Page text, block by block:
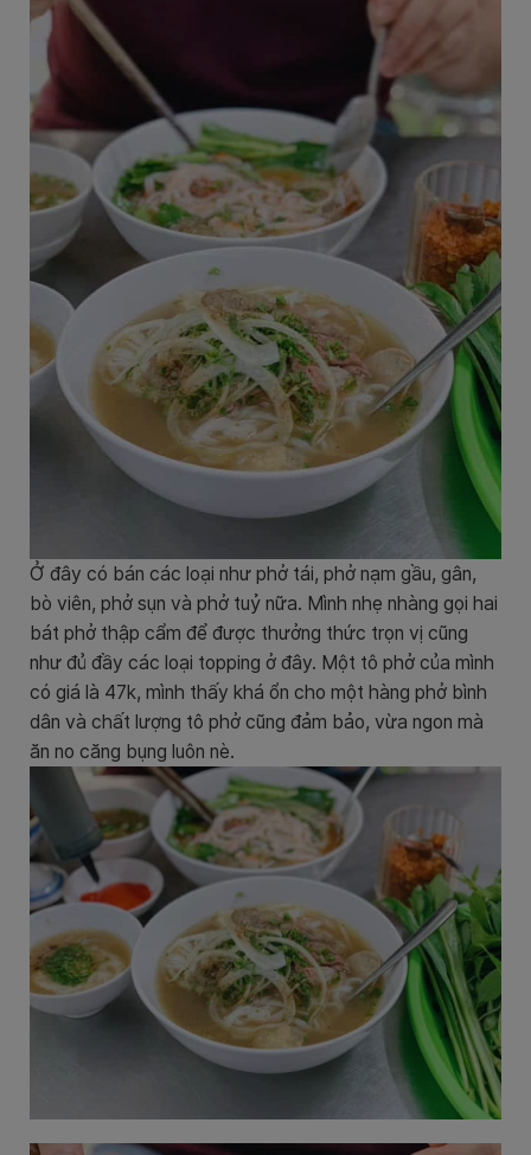
Ở đây có bán các loại như phở tái, phở nạm gầu, gân,
bò viên, phở sụn và phở tuỷ nữa. Mình nhẹ nhàng gọi hai
bát phở thập cẩm để được thưởng thức trọn vị cũng
như đủ đầy các loại topping ở đây. Một tô phở của mình
có giá là 47k, mình thấy khá ổn cho một hàng phở bình
dân và chất lượng tô phở cũng đảm bảo, vừa ngon mà
ăn no căng bụng luôn nè.